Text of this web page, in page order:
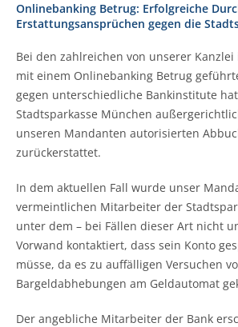
Onlinebanking Betrug: Erfolgreiche
Erstattungsansprüchen gegen die
Bei den zahlreichen von unserer
mit einem Onlinebanking Betrug
gegen unterschiedliche Bankinstitute
Stadtsparkasse München
unseren Mandanten autorisierten
zurückerstattet.
In dem aktuellen Fall wurde unser
vermeintlichen Mitarbeiter der
unter dem – bei Fällen dieser Art nicht
Vorwand kontaktiert, dass sein Konto
müsse, da es zu auffälligen Versuchen
Bargeldabhebungen am Geldautomat
Der angebliche Mitarbeiter der Bank